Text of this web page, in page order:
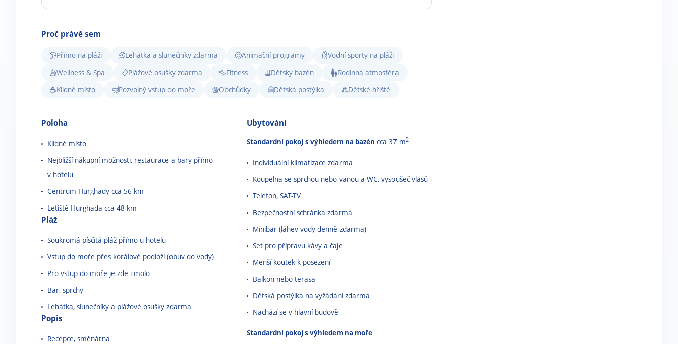
Proč právě sem
Přímo na pláži Lehátka a slunečníky zdarma Animační programy
Vodní sporty na pláži
Wellness & Spa
Plážové osušky zdarma Fitness Dětský bazén
Rodinná atmosféra
Klidné místo
Pozvolný vstup do moře Obchůdky Dětská postýlka Dětské hřiště
Poloha
Klidné místo
Nejbližší nákupní možnosti, restaurace a bary přímo
v hotelu
Centrum Hurghady cca 56 km
Letiště Hurghada cca 48 km
Pláž
Soukromá písčitá pláž přímo u hotelu
Vstup do moře přes korálové podloží (obuv do vody)
Pro vstup do moře je zde i molo
Bar, sprchy
Lehátka, slunečníky a plážové osušky zdarma
Popis
Recepce, směnárna
Ubytování
Standardní pokoj s výhledem na bazén cca 37 m2
Individuální klimatizace zdarma
Koupelna se sprchou nebo vanou a WC, vysoušeč vlasů
Telefon, SAT-TV
Bezpečnostní schránka zdarma
Minibar (láhev vody denně zdarma)
Set pro přípravu kávy a čaje
Menší koutek k posezení
Balkon nebo terasa
Dětská postýlka na vyžádání zdarma
Nachází se v hlavní budově
Standardní pokoj s výhledem na moře